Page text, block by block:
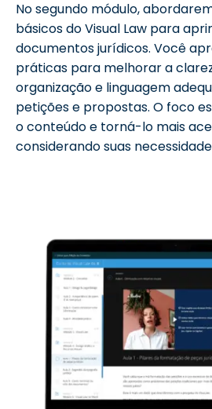
No segundo módulo,
básicos do Visual Law para
documentos jurídicos. Você
práticas para melhorar a
organização e linguagem
petições e propostas. O foco
o conteúdo e torná-lo mais
considerando suas